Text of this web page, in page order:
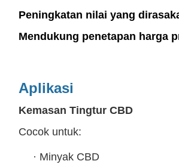
Peningkatan nilai yang
Mendukung penetapan harga
Aplikasi
Kemasan Tingtur CBD
Cocok untuk:
· Minyak CBD